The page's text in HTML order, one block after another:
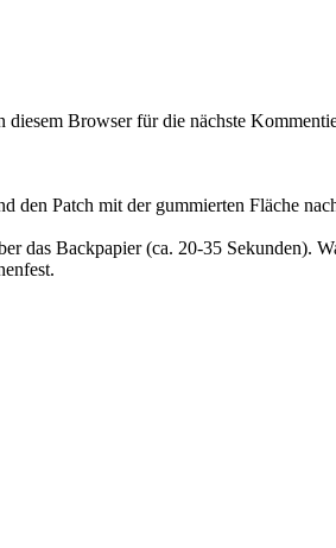
Browser für die nächste
den Patch mit der gummierten Fläche
das Backpapier (ca. 20-35 Sekunden).